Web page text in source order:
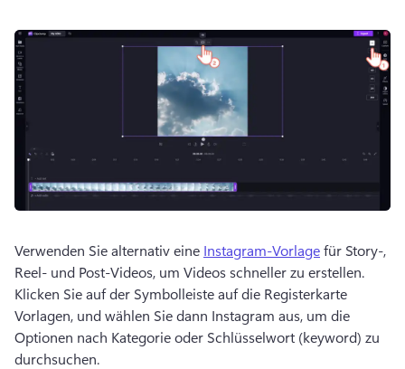
Verwenden Sie alternativ eine Instagram-Vorlage für Story-,
Klicken Sie auf der Symbolleiste auf die Registerkarte
Vorlagen, und wählen Sie dann Instagram aus, um die
Optionen nach Kategorie oder Schlüsselwort (keyword) zu
durchsuchen.